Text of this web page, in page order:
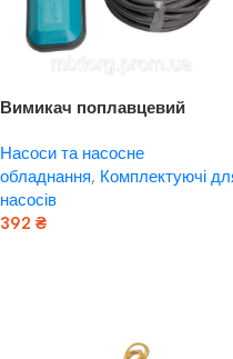
Вимикач поплавцевий
(779666)
Насоси та насосне
обладнання, Комплектуючі
насосів
392 ₴